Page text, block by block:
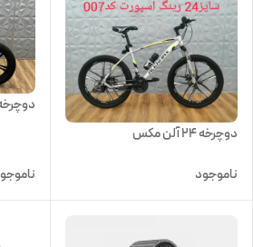
دوچرخه 24 آلن مکس
ناموجود
دوچرخه برقی